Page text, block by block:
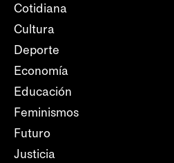
Cotidiana
Cultura
Deporte
Economía
Educación
Feminismos
Futuro
Justicia